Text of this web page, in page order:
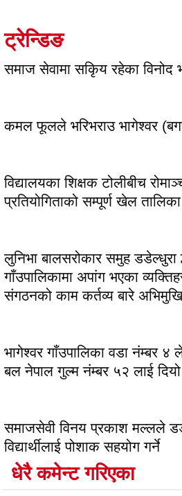
ट्रेन्डिङ
समाज सेवामा सकिृय रहेका विनोद
कमल फूलले भरिभराउ भागेश्वर
विद्यालयका शिक्षक टोलीबीच
प्रतियोगिताको सम्पूर्ण खेल
लुनिभा बालसरोकार समुह डडेल्धुरा
गाँउपालिकामा अपांग भएका
संगठनको काम कर्तव्य बारे
भागेश्वर गाँउपालिका वडा नंम्बर
बल नेपाल गुल्म नंम्बर ५२ लाई
समाजसेवी विनय प्रकाश मल्लले
विद्यार्थीलाई पोशाक सहयोग गर्ने
धेरै कमेन्ट गरिएका